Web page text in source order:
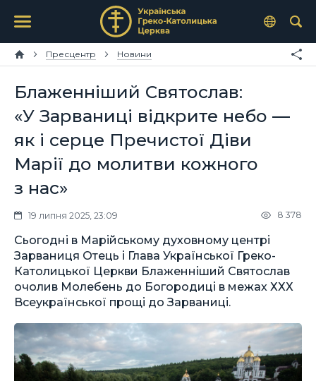
Пресцентр Новини
Блаженніший Святослав:
«У Зарваниці відкрите небо —
як і серце Пречистої Діви
Марії до молитви кожного
з нас»
19 липня 2025, 23:09 8 378
Сьогодні в Марійському духовному центрі
Зарваниця Отець і Глава Української Греко-
Католицької Церкви Блаженніший Святослав
очолив Молебень до Богородиці в межах ХХХ
Всеукраїнської прощі до Зарваниці.